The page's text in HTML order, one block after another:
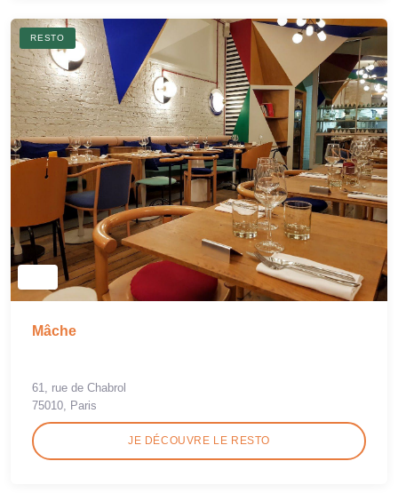
RESTO
Mâche
61, rue de Chabrol
75010, Paris
JE DÉCOUVRE LE RESTO